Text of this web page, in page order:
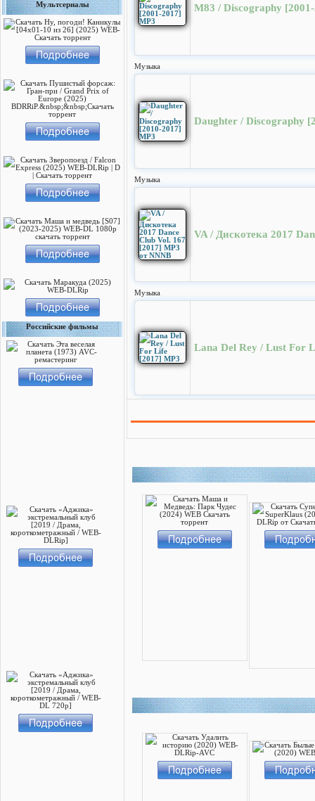
Мультсериалы
Российские фильмы
M83 / Discography
Музыка
Daughter / Discography
Музыка
VA / Дискотека 2017
Музыка
Lana Del Rey / Lust For